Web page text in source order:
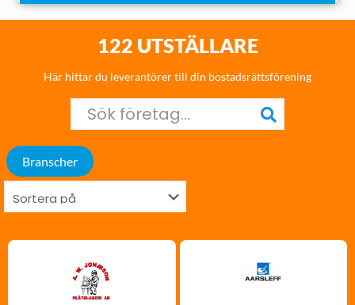
122 UTSTÄLLARE
Här hittar du leverantörer till din bostadsrättsförening
Branscher